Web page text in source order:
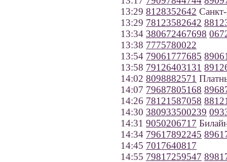
13:29 8128352642
13:29 78123582642
13:34 380672467698
13:38 7775780022
13:54 79061777685
13:58 79126403131
14:02 8098882571
14:07 79687805168
14:26 78121587058
14:30 380933500239
14:31 9050206717
14:34 79617892245
14:45 7017640817
14:55 79817259547